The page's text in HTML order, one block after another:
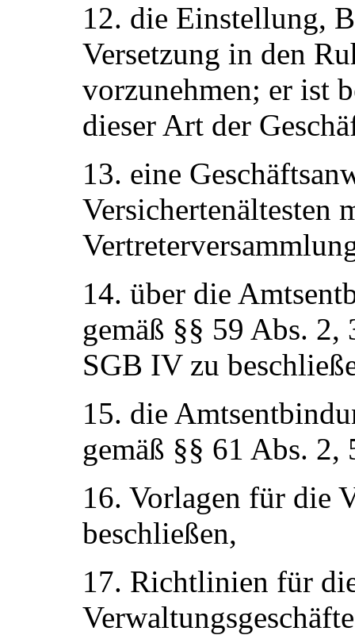
12. die Einstellung,
Versetzung in den
vorzunehmen; er ist
dieser Art der
13. eine
Versichertenältesten
14. über die
gemäß §§ 59 Abs. 2,
SGB IV zu
15. die
gemäß §§ 61 Abs.
16. Vorlagen für die
beschließen,
17. Richtlinien für